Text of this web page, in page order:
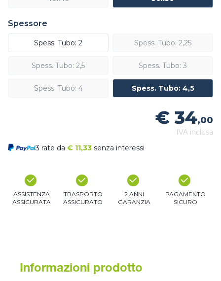
Spessore
Spess. Tubo: 2 Spess. Tubo: 2,25
Spess. Tubo: 2,5 Spess. Tubo: 3
Spess. Tubo: 4 Spess. Tubo: 4,5
€ 34,00
IVA inclusa
3 rate da € 11,33 senza interessi
ASSISTENZA
ASSICURATA
TRASPORTO
ASSICURATO
2 ANNI
GARANZIA
PAGAMENTO
SICURO
Informazioni prodotto